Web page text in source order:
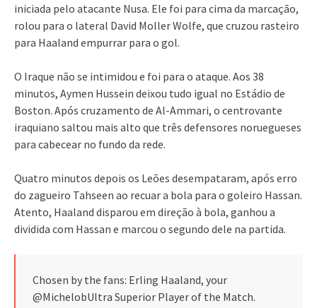
iniciada pelo atacante Nusa. Ele foi para cima da marcação,
rolou para o lateral David Moller Wolfe, que cruzou rasteiro
para Haaland empurrar para o gol.
O Iraque não se intimidou e foi para o ataque. Aos 38
minutos, Aymen Hussein deixou tudo igual no Estádio de
Boston. Após cruzamento de Al-Ammari, o centrovante
iraquiano saltou mais alto que três defensores noruegueses
para cabecear no fundo da rede.
Quatro minutos depois os Leões desempataram, após erro
do zagueiro Tahseen ao recuar a bola para o goleiro Hassan.
Atento, Haaland disparou em direção à bola, ganhou a
dividida com Hassan e marcou o segundo dele na partida.
Chosen by the fans: Erling Haaland, your
@MichelobUltra Superior Player of the Match.